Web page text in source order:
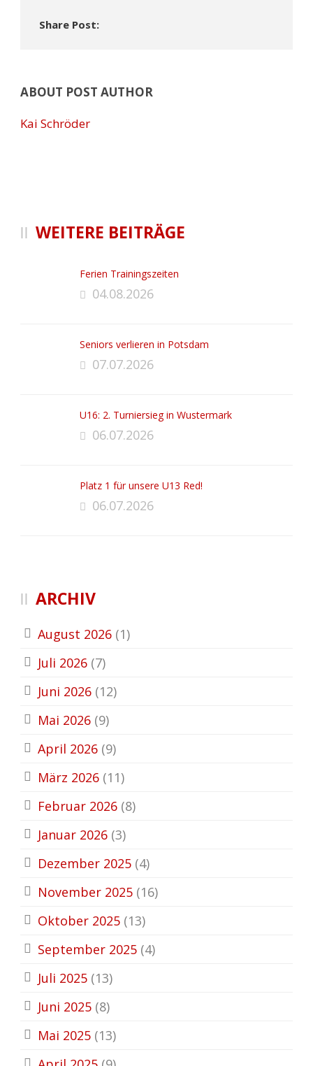
Share Post:
ABOUT POST AUTHOR
Kai Schröder
WEITERE BEITRÄGE
Ferien Trainingszeiten
04.08.2026
Seniors verlieren in Potsdam
07.07.2026
U16: 2. Turniersieg in Wustermark
06.07.2026
Platz 1 für unsere U13 Red!
06.07.2026
ARCHIV
August 2026 (1)
Juli 2026 (7)
Juni 2026 (12)
Mai 2026 (9)
April 2026 (9)
März 2026 (11)
Februar 2026 (8)
Januar 2026 (3)
Dezember 2025 (4)
November 2025 (16)
Oktober 2025 (13)
September 2025 (4)
Juli 2025 (13)
Juni 2025 (8)
Mai 2025 (13)